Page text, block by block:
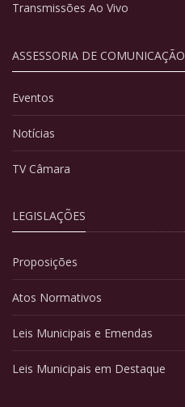
Transmissões Ao Vivo
ASSESSORIA DE COMUNICAÇÃO
Eventos
Notícias
TV Câmara
LEGISLAÇÕES
Proposições
Atos Normativos
Leis Municipais e Emendas
Leis Municipais em Destaque